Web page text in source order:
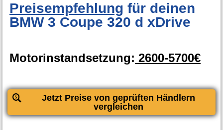
Preisempfehlung für deinen
BMW 3 Coupe 320 d xDrive
Motorinstandsetzung: 2600-5700€
Jetzt Preise von geprüften Händlern
vergleichen